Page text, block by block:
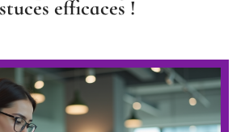
efficaces !